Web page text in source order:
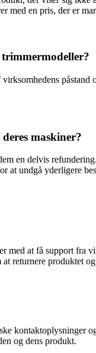
en pris, der er
maskiner?
en delvis
at undgå yderligere
at få support fra
returnere produktet
kontaktoplysninger
og dens produkt.